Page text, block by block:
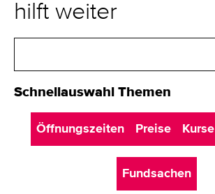
hilft weiter
Schnellauswahl Themen
Öffnungszeiten Preise Kurse
Fundsachen